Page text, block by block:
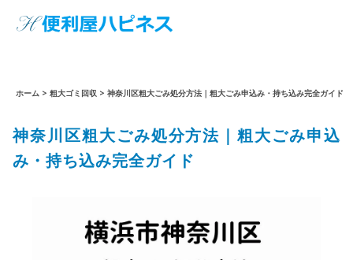
ホーム > 粗大ゴミ回収 > 神奈川区粗大ごみ処分方法｜粗大ごみ申込み・持ち込み完全ガイド
神奈川区粗大ごみ処分方法｜粗大ごみ申込
み・持ち込み完全ガイド